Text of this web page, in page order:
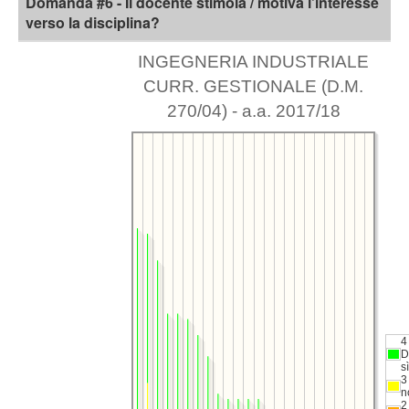
verso la disciplina?
INGEGNERIA INDUSTRIALE
CURR. GESTIONALE (D.M.
270/04) - a.a. 2017/18
4
sì
3
2